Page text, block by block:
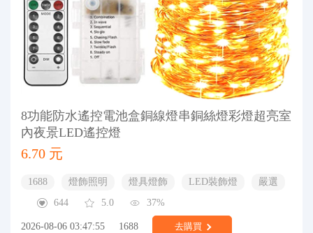
8功能防水遙控電池盒銅線燈串銅絲燈彩燈超亮室
內夜景LED遙控燈
6.70 元
1688 燈飾照明 燈具燈飾 LED裝飾燈
嚴選
644
5.0 37%
2026-08-06 03:47:55 1688 去購買